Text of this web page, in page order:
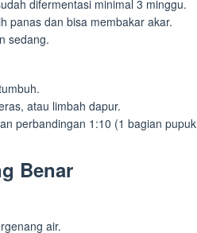
difermentasi minimal 3 minggu.
panas dan bisa membakar akar.
sedang.
atau limbah dapur.
perbandingan 1:10 (1 bagian pupuk
Benar
air.